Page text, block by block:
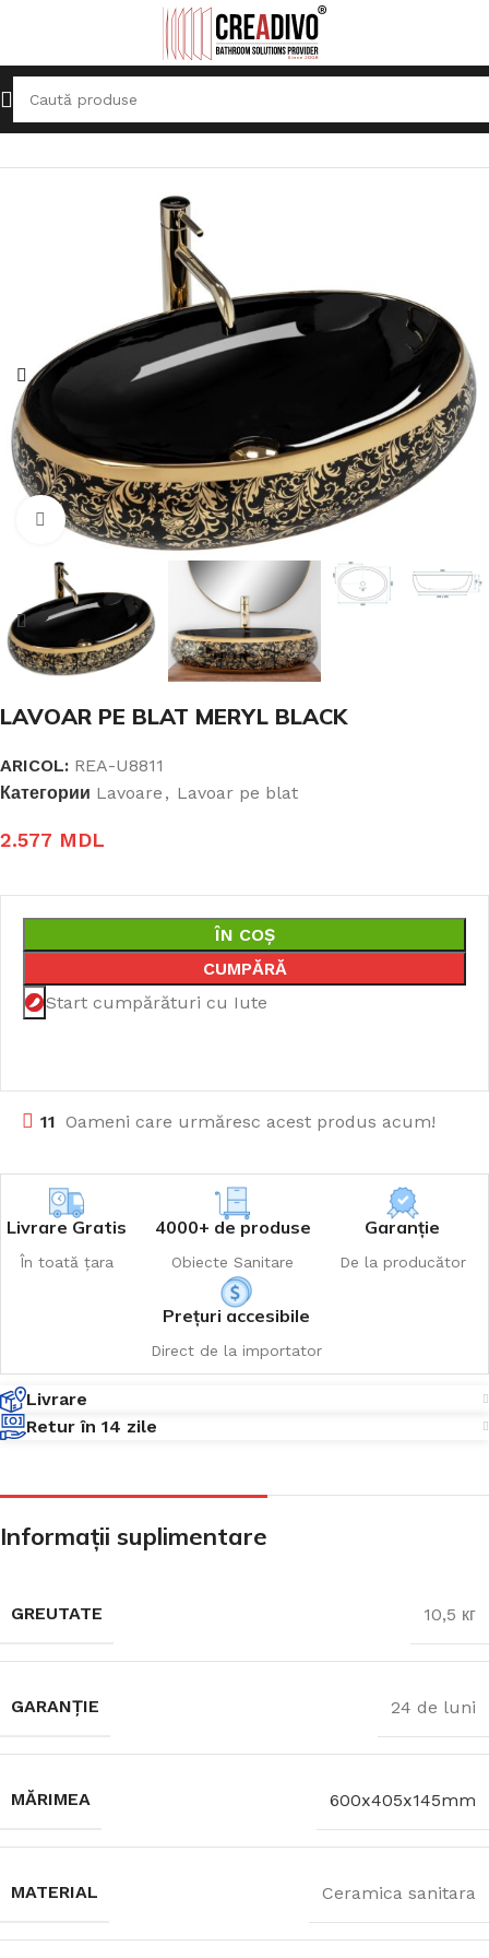
Prima pagină Lavoare Lavoar pe blat
Click pentru a mari
LAVOAR PE BLAT MERYL BLACK
ARICOL: REA-U8811
Категории Lavoare , Lavoar pe blat
2.577 MDL
ÎN COȘ
CUMPĂRĂ
Start cumpărături cu Iute
11 Oameni care urmăresc acest produs acum!
Livrare Gratis
În toată țara
4000+ de produse
Obiecte Sanitare
Garanție
De la producător
Prețuri accesibile
Direct de la importator
Livrare
Retur în 14 zile
Informații suplimentare
GREUTATE 10,5 кг
GARANȚIE 24 de luni
MĂRIMEA 600x405x145mm
MATERIAL Ceramica sanitara